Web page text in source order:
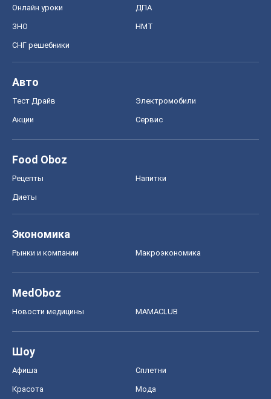
Онлайн уроки ДПА
ЗНО НМТ
СНГ решебники
Авто
Тест Драйв Электромобили
Акции Сервис
Food Oboz
Рецепты Напитки
Диеты
Экономика
Рынки и компании Mакроэкономика
MedOboz
Новости медицины MAMACLUB
Шоу
Афиша Сплетни
Красота Мода